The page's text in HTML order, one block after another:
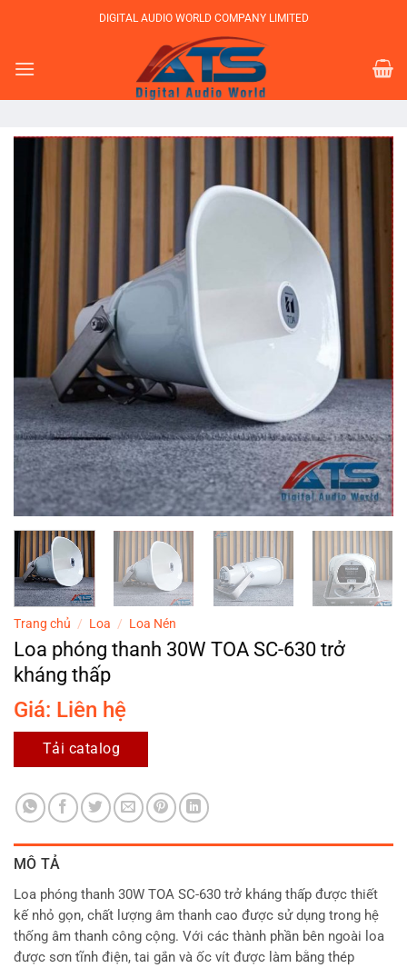
dung
DIGITAL AUDIO WORLD COMPANY LIMITED
Trang chủ / Loa / Loa Nén
Loa phóng thanh 30W TOA SC-630 trở
kháng thấp
Giá: Liên hệ
Tải catalog
MÔ TẢ
Loa phóng thanh 30W TOA SC-630 trở kháng thấp được thiết
kế nhỏ gọn, chất lượng âm thanh cao được sử dụng trong hệ
thống âm thanh công cộng. Với các thành phần bên ngoài loa
được sơn tĩnh điện, tai gắn và ốc vít được làm bằng thép